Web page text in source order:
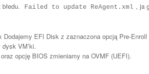
Failed to update ReAgent.xml , ja
Dodajemy EFI Disk z zaznaczona opcją Pre-
VM’ki.
opcję BIOS zmieniamy na OVMF (UEFI).